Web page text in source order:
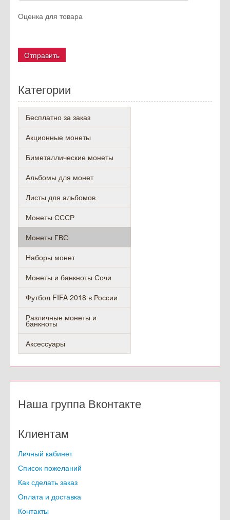
Оценка для товара
Категории
Бесплатно за заказ
Акционные монеты
Биметаллические монеты
Альбомы для монет
Листы для альбомов
Монеты СССР
Монеты ГВС
Наборы монет
Монеты и банкноты Сочи
Футбол FIFA 2018 в России
Различные монеты и
банкноты
Аксессуары
Наша группа Вконтакте
Клиентам
Личный кабинет
Список пожеланий
Как сделать заказ
Оплата и доставка
Контакты